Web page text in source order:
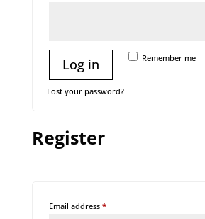
Remember me
Log in
Lost your password?
Register
Email address *Required